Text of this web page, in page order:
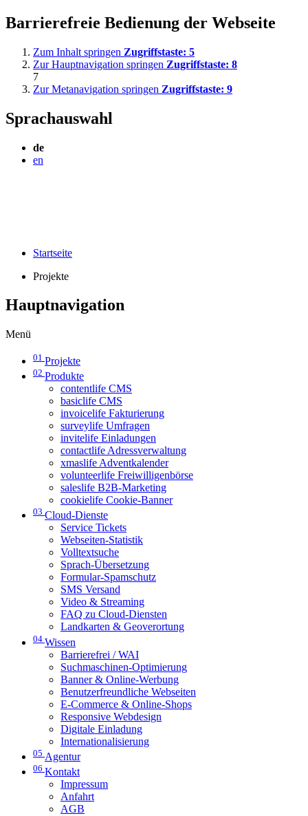
Barrierefreie Bedienung der Webseite
Zum Inhalt springen Zugriffstaste: 5
Zur Hauptnavigation springen Zugriffstaste: 8
7
Zur Metanavigation springen Zugriffstaste: 9
Sprachauswahl
de
en
Startseite
Projekte
Hauptnavigation
Menü
01 Projekte
02 Produkte
contentlife CMS
basiclife CMS
invoicelife Fakturierung
surveylife Umfragen
invitelife Einladungen
contactlife Adressverwaltung
xmaslife Adventkalender
volunteerlife Freiwilligenbörse
saleslife B2B-Marketing
cookielife Cookie-Banner
03 Cloud-Dienste
Service Tickets
Webseiten-Statistik
Volltextsuche
Sprach-Übersetzung
Formular-Spamschutz
SMS Versand
Video & Streaming
FAQ zu Cloud-Diensten
Landkarten & Geoverortung
04 Wissen
Barrierefrei / WAI
Suchmaschinen-Optimierung
Banner & Online-Werbung
Benutzerfreundliche Webseiten
E-Commerce & Online-Shops
Responsive Webdesign
Digitale Einladung
Internationalisierung
05 Agentur
06 Kontakt
Impressum
Anfahrt
AGB